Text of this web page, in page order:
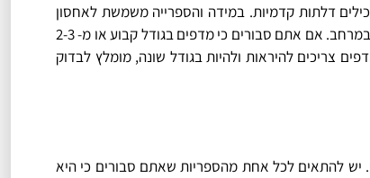
דלתות קדמיות. במידה והספרייה משמשת לאחסון
ספרים בלבד, יש לבחור בדגם המכיל רק מדפים פתוחים. מומלץ לבחור בגודל מדפים בהתאם למה שאתם זקוקים במרחב. אם אתם סבורים כי מדפים בגודל קבוע או מ- 2-3
צריכים להיראות ולהיות בגודל שונה, מומלץ לבדוק
יש להתאים לכל אחת מהספריות שאתם סבורים כי היא